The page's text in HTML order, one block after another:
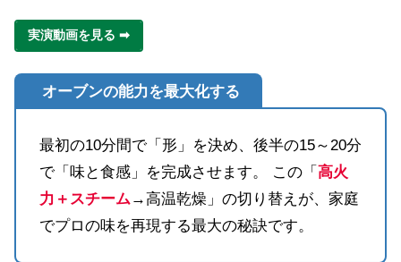
実演動画を見る ➡
オーブンの能力を最大化する
最初の10分間で「形」を決め、後半の15～20分
で「味と食感」を完成させます。 この「 高火
力＋スチーム→高温乾燥」の切り替えが、家庭
でプロの味を再現する最大の秘訣です。